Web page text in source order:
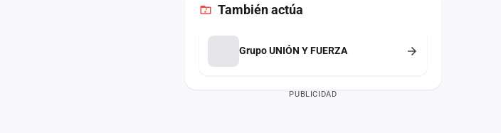
Tambiénactúa
Grupo UNIÓN Y FUERZA
PUBLICIDAD